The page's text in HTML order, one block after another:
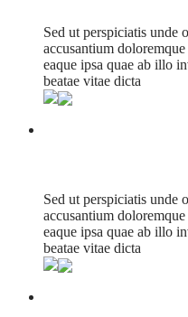
Sed ut perspiciatis unde
accusantium
eaque ipsa quae ab illo
beatae vitae dicta
Sed ut perspiciatis unde
accusantium
eaque ipsa quae ab illo
beatae vitae dicta